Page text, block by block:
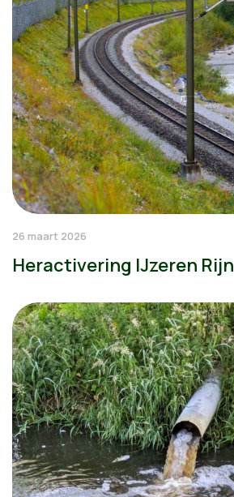
26 maart 2026
Heractivering IJzeren Rijn